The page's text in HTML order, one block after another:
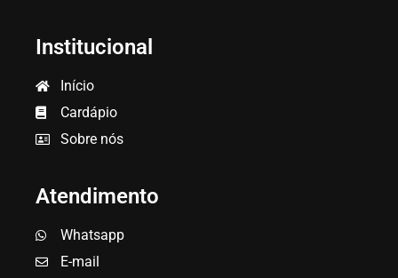
Institucional
Início
Cardápio
Sobre nós
Atendimento
Whatsapp
E-mail